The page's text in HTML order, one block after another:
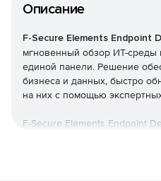
Описание
F-Secure Elements Endpoint
мгновенный обзор ИТ-среды
единой панели. Решение
бизнеса и данных, быстро
на них с помощью
F-Secure Elements Endpoint